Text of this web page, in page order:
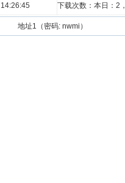
下载次数：本日： 2
地址1（密码: nwmi）